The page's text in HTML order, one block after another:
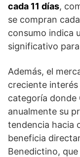
cada 11 días,
se compran
consumo indica
significativo
Además, el
creciente interés
categoría donde
anualmente su
tendencia hacia
beneficia
Benedictino,